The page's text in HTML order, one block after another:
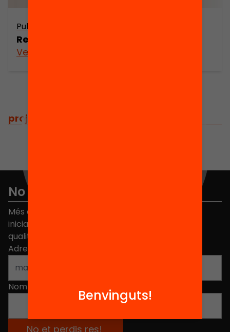
Publicació
Recull: Què vol dir ser mestre avui?
Veure’n més
projectes
No et perdis res
Més de 40.000 persones ja han triat Equitat. Rep
iniciatives, propostes i projectes per millorar la
qualitat de l'educació a Catalunya.
Adreça electrònica
Nom
Benvinguts!